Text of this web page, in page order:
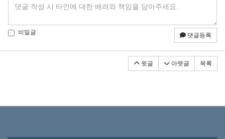
비밀글 댓글등록
윗글 아랫글 목록